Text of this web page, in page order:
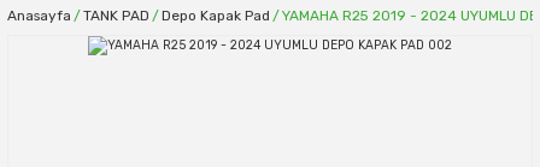
Anasayfa TANK PAD Depo Kapak Pad YAMAHA R25 2019 - 2024 UYUMLU